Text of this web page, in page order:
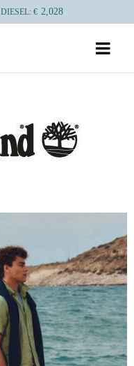
DIESEL: € 2,028